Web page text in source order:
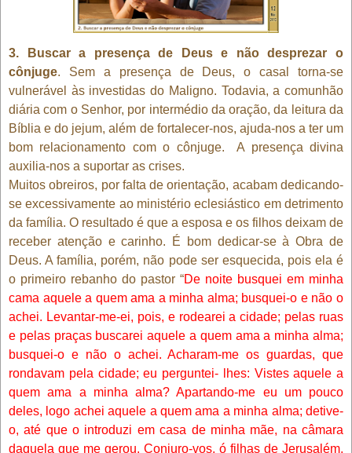
3. Buscar a presença de Deus e não desprezar o
cônjuge. Sem a presença de Deus, o casal torna-se
vulnerável às investidas do Maligno. Todavia, a comunhão
diária com o Senhor, por intermédio da oração, da leitura da
Bíblia e do jejum, além de fortalecer-nos, ajuda-nos a ter um
bom relacionamento com o cônjuge.
A presença divina
auxilia-nos a suportar as crises.
Muitos obreiros, por falta de orientação, acabam dedicando-
se excessivamente ao ministério eclesiástico em detrimento
da família. O resultado é que a esposa e os filhos deixam de
receber atenção e carinho. É bom dedicar-se à Obra de
Deus. A família, porém, não pode ser esquecida, pois ela é
o primeiro rebanho do pastor “De noite busquei em minha
cama aquele a quem ama a minha alma; busquei-o e não o
achei. Levantar-me-ei, pois, e rodearei a cidade; pelas ruas
e pelas praças buscarei aquele a quem ama a minha alma;
busquei-o e não o achei. Acharam-me os guardas, que
rondavam pela cidade; eu perguntei- lhes: Vistes aquele a
quem ama a minha alma? Apartando-me eu um pouco
deles, logo achei aquele a quem ama a minha alma; detive-
o, até que o introduzi em casa de minha mãe, na câmara
daquela que me gerou. Conjuro-vos, ó filhas de Jerusalém,